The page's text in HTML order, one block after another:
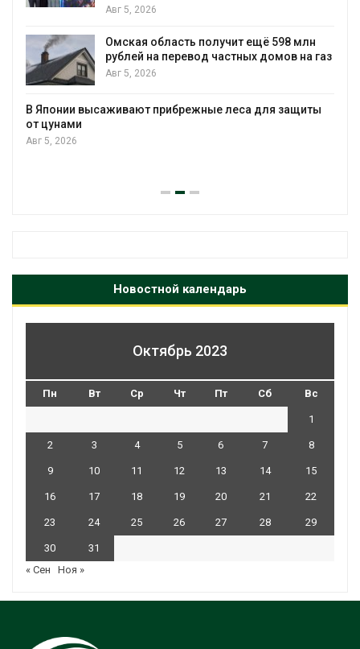
Авг 5, 2026
Омская область получит ещё 598 млн
рублей на перевод частных домов на газ
Авг 5, 2026
В Японии высаживают прибрежные леса для защиты
от цунами
Авг 5, 2026
Новостной календарь
Октябрь 2023
Пн Вт Ср Чт Пт Сб Вс
1
2 3 4 5 6 7 8
9 10 11 12 13 14 15
16 17 18 19 20 21 22
23 24 25 26 27 28 29
30
31
« Сен
Ноя »